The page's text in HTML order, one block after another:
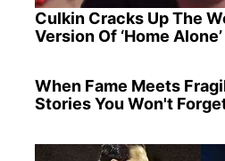
Culkin Cracks Up The
Version Of ‘Home Alone’
When Fame Meets
Stories You Won't